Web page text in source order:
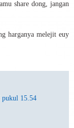
share dong, jangan
harganya melejit euy
pukul 15.54